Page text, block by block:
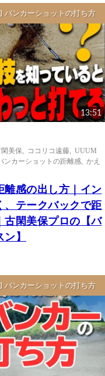
バンカーショットの打ち方
13:51
閑美保 ココリコ遠藤
UUUM
ンカーショットの距離感
かえ
離感の出し方｜イン
、テークバックで距
古閑美保プロの【バ
】
バンカーショットの打ち方